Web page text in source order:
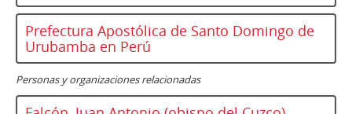
Prefectura Apostólica de Santo Domingo de
Urubamba en Perú
Personas y organizaciones relacionadas